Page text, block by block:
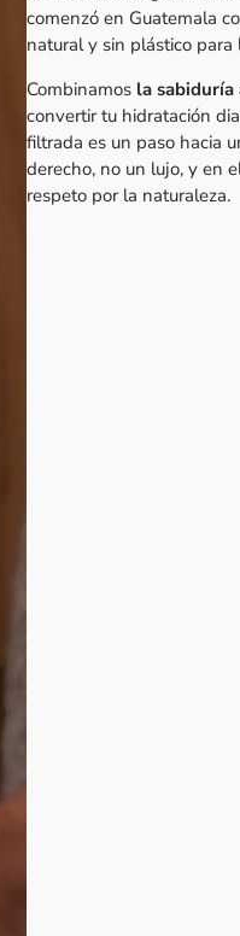
comenzó en Guatemala
natural y sin plástico
Combinamos la sabiduría
convertir tu hidratación
filtrada es un paso hacia
derecho, no un lujo, y en
respeto por la naturaleza.